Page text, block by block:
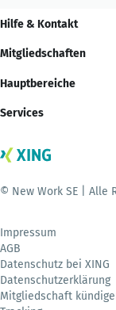
Hilfe & Kontakt
Mitgliedschaften
Hauptbereiche
Services
© New Work SE | Alle
Impressum
AGB
Datenschutz bei XING
Datenschutzerklärung
Mitgliedschaft